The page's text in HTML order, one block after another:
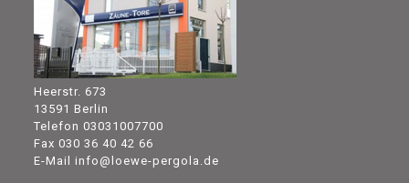
Heerstr. 673
13591 Berlin
Telefon 03031007700
Fax 030 36 40 42 66
E-Mail info@loewe-pergola.de